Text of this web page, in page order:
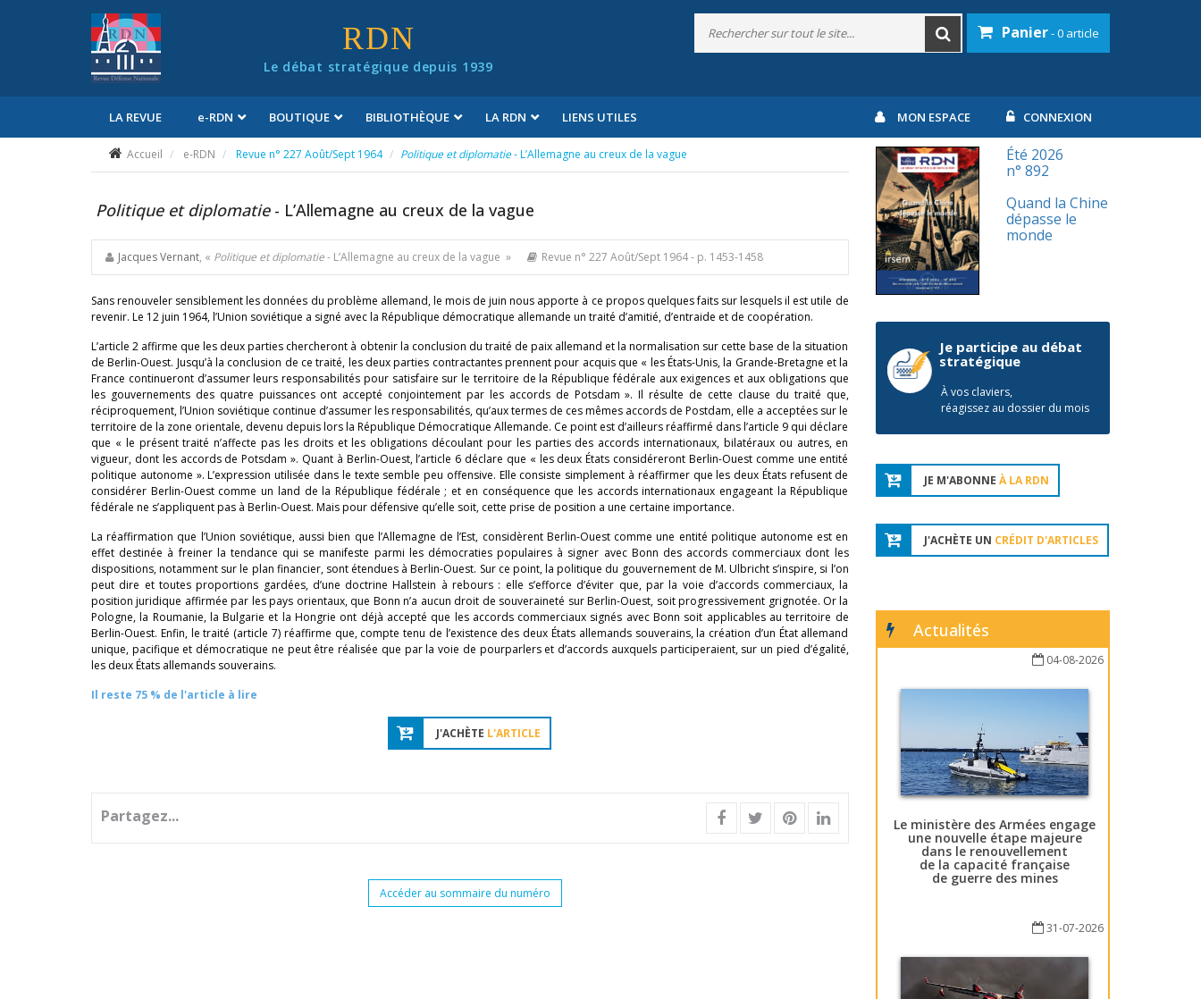
RDN
Le débat stratégique depuis 1939
Panier- 0 article
LA REVUE e-RDN BOUTIQUE BIBLIOTHÈQUE LA RDN LIENS UTILES MON ESPACE CONNEXION
Accueil e-RDN Revue n° 227 Août/Sept 1964 Politique et diplomatie- L’Allemagne au creux de la vague
Politique et diplomatie- L’Allemagne au creux de la vague
Jacques Vernant, « Politique et diplomatie- L’Allemagne au creux de la vague » Revue n° 227 Août/Sept 1964- p. 1453-1458
Sans renouveler sensiblement les données du problème allemand, le mois de juin nous apporte à ce propos quelques faits sur lesquels il est utile de
revenir. Le 12 juin 1964, l’Union soviétique a signé avec la République démocratique allemande un traité d’amitié, d’entraide et de coopération.
L’article 2 affirme que les deux parties chercheront à obtenir la conclusion du traité de paix allemand et la normalisation sur cette base de la situation
de Berlin-Ouest. Jusqu’à la conclusion de ce traité, les deux parties contractantes prennent pour acquis que « les États-Unis, la Grande-Bretagne et la
France continueront d’assumer leurs responsabilités pour satisfaire sur le territoire de la République fédérale aux exigences et aux obligations que
les gouvernements des quatre puissances ont accepté conjointement par les accords de Potsdam ». Il résulte de cette clause du traité que,
réciproquement, l’Union soviétique continue d’assumer les responsabilités, qu’aux termes de ces mêmes accords de Postdam, elle a acceptées sur le
territoire de la zone orientale, devenu depuis lors la République Démocratique Allemande. Ce point est d’ailleurs réaffirmé dans l’article 9 qui déclare
que « le présent traité n’affecte pas les droits et les obligations découlant pour les parties des accords internationaux, bilatéraux ou autres, en
vigueur, dont les accords de Potsdam ». Quant à Berlin-Ouest, l’article 6 déclare que « les deux États considéreront Berlin-Ouest comme une entité
politique autonome ». L’expression utilisée dans le texte semble peu offensive. Elle consiste simplement à réaffirmer que les deux États refusent de
considérer Berlin-Ouest comme un land de la République fédérale ; et en conséquence que les accords internationaux engageant la République
fédérale ne s’appliquent pas à Berlin-Ouest. Mais pour défensive qu’elle soit, cette prise de position a une certaine importance.
La réaffirmation que l’Union soviétique, aussi bien que l’Allemagne de l’Est, considèrent Berlin-Ouest comme une entité politique autonome est en
effet destinée à freiner la tendance qui se manifeste parmi les démocraties populaires à signer avec Bonn des accords commerciaux dont les
dispositions, notamment sur le plan financier, sont étendues à Berlin-Ouest. Sur ce point, la politique du gouvernement de M. Ulbricht s’inspire, si l’on
peut dire et toutes proportions gardées, d’une doctrine Hallstein à rebours : elle s’efforce d’éviter que, par la voie d’accords commerciaux, la
position juridique affirmée par les pays orientaux, que Bonn n’a aucun droit de souveraineté sur Berlin-Ouest, soit progressivement grignotée. Or la
Pologne, la Roumanie, la Bulgarie et la Hongrie ont déjà accepté que les accords commerciaux signés avec Bonn soit applicables au territoire de
Berlin-Ouest. Enfin, le traité (article 7) réaffirme que, compte tenu de l’existence des deux États allemands souverains, la création d’un État allemand
unique, pacifique et démocratique ne peut être réalisée que par la voie de pourparlers et d’accords auxquels participeraient, sur un pied d’égalité,
les deux États allemands souverains.
Il reste 75 % de l'article à lire
J'ACHÈTE L'ARTICLE
Partagez...
Accéder au sommaire du numéro
Été 2026
n° 892
Quand la Chine
dépasse le
monde
Je participe au débat
stratégique
À vos claviers,
réagissez au dossier du mois
JE M'ABONNE À LA RDN
J'ACHÈTE UN CRÉDIT D'ARTICLES
Actualités
04-08-2026
Le ministère des Armées engage
une nouvelle étape majeure
dans le renouvellement
de la capacité française
de guerre des mines
31-07-2026